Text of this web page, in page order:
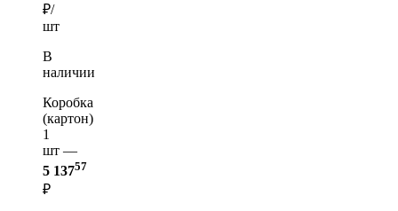
₽/
шт
В
наличии
Коробка
(картон)
1
шт —
5 13757
₽